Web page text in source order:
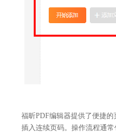
福昕PDF编辑器提供了便捷
插入连续页码。操作流程通